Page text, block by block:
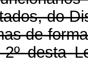
do
de
2º desta